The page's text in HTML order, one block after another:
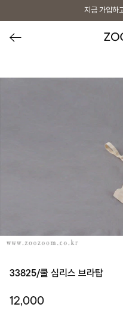
지금 가입하
지금 가입하
33825/쿨 심리스 브라탑
12,000